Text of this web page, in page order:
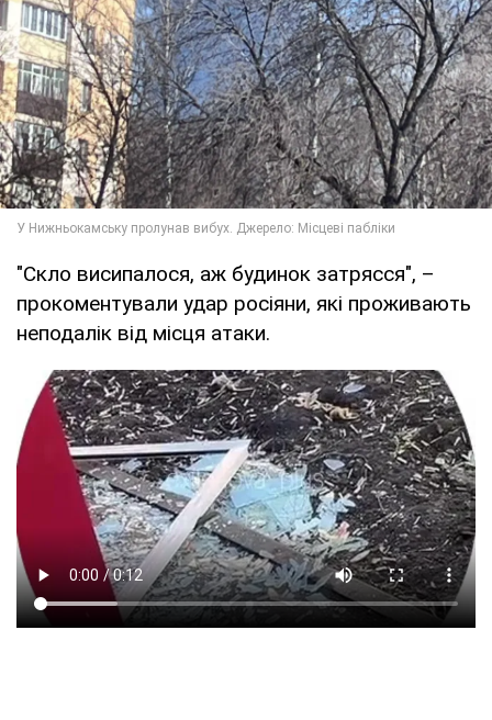
"Скло висипалося, аж будинок затрясся", –
прокоментували удар росіяни, які проживають
неподалік від місця атаки.